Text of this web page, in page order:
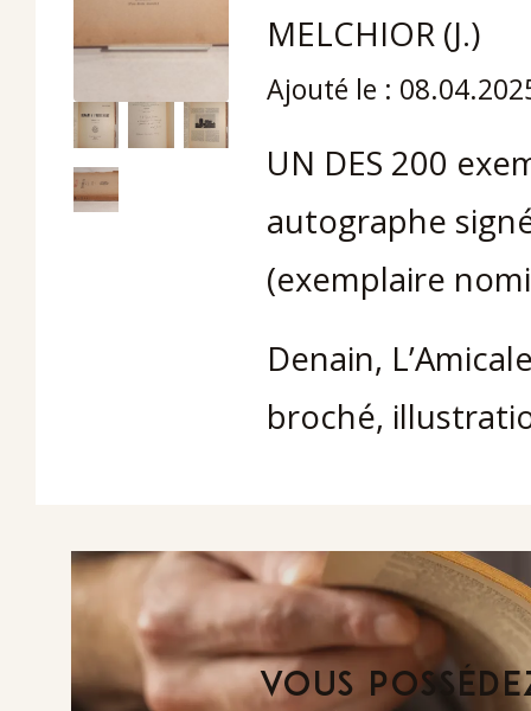
MELCHIOR (J.)
Ajouté le :
UN DES 200
autographe
(exemplaire
Denain,
broché,
VOUS